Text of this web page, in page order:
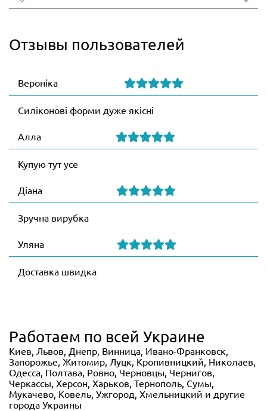
Отзывы пользователей
Вероніка
Силіконові форми дуже якісні
Алла
Купую тут усе
Діана
Зручна вирубка
Уляна
Доставка швидка
Работаем по всей Украине
Киев, Львов, Днепр, Винница, Ивано-Франковск,
Запорожье, Житомир, Луцк, Кропивницкий, Николаев,
Одесса, Полтава, Ровно, Черновцы, Чернигов,
Черкассы, Херсон, Харьков, Тернополь, Сумы,
Мукачево, Ковель, Ужгород, Хмельницкий и другие
города Украины